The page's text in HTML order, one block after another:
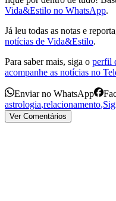
Vida&Estilo no WhatsApp.
Já leu todas as notas e
notícias de Vida&Estilo.
Para saber mais, siga o perfil
acompanhe as notícias no
Enviar no WhatsApp
astrologia,relacionamento,
Ver Comentários